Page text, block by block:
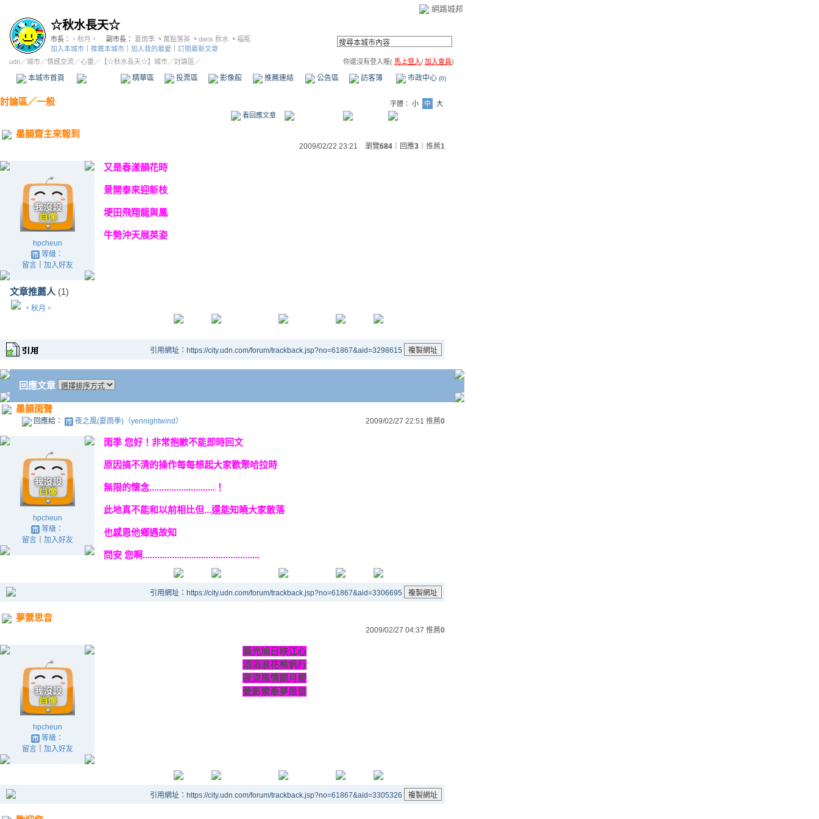
網路城邦
☆秋水長天☆
市長： 。秋月。 副市長： 夏雨季 、 萬點落英 、 daris 秋水 、 福瓶
加入本城市
推薦本城市 加入我的最愛
訂閱最新文章
udn／城市／情感交流／心靈 ／ 【☆秋水長天☆】城市／討論區／ 你還沒有登入喔( 馬上登入/ 加入會員)
本城市首頁 精華區 投票區 影像館 推薦連結 公告區 訪客簿 市政中心 (0)
討論區／一般 字體： 小 中
大
看回應文章
墨韻齋主來報到
2009/02/22 23:21 瀏覽684 ｜回應3 推薦1
hpcheun
等級：
留言｜ 加入好友
文章推薦人 (1)
。秋月。
又是春漾韻花時
景開泰來迎新枝
埂田飛翔龍與鳳
牛勢沖天展英姿
引用網址：https://city.udn.com/forum/trackback.jsp?no=61867&aid=3298615
回應文章
墨韻雨聲
回應給： 夜之風(夏雨季)（yennightwind） 2009/02/27 22:51 推薦0
hpcheun
等級：
留言｜ 加入好友
雨季 您好！非常抱歉不能即時回文
原因搞不清的操作每每想起大家歡聚哈拉時
無限的懷念...........................！
此地真不能和以前相比但...還能知曉大家散落
也感恩他鄉遇故知
問安 您啊................................................
引用網址：https://city.udn.com/forum/trackback.jsp?no=61867&aid=3306695
夢縈思音
2009/02/27 04:37 推薦0
hpcheun
等級：
留言｜ 加入好友
晨光旭日映江心
滔滔浪花桅帆行
夜涼風情銀月愛
甇影縈牽夢思音
引用網址：https://city.udn.com/forum/trackback.jsp?no=61867&aid=3305326